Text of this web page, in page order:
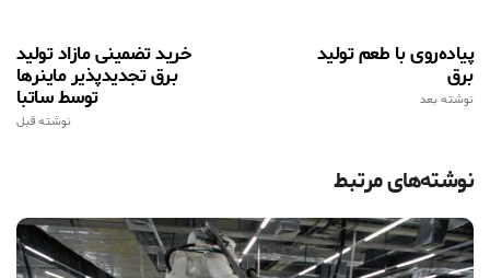
خرید تضمینی مازاد تولید
برق تجدیدپذیر ماینرها
توسط ساتبا
نوشته قبل
پیاده‌روی با طعم تولید
برق
نوشته بعد
نوشته‌های مرتبط